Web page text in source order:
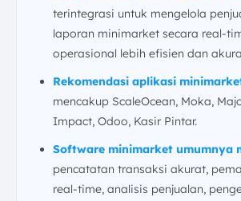
terintegrasi untuk mengelola
laporan minimarket secara real-
operasional lebih efisien dan
Rekomendasi aplikasi
mencakup ScaleOcean, Moka,
Impact, Odoo, Kasir Pintar.
Software minimarket umumnya
pencatatan transaksi akurat,
real-time, analisis penjualan,